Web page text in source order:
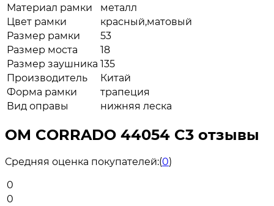
Материал рамки
металл
Цвет рамки
красный,матовый
Размер рамки
53
Размер моста
18
Размер заушника 135
Производитель
Китай
Форма рамки
трапеция
Вид оправы
нижняя леска
ОМ CORRADO 44054 C3 отзывы
Средняя оценка покупателей:(0)
0
0